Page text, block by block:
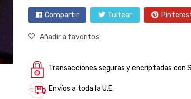
Compartir Tuitear
Añadir a favoritos
Transacciones seguras y encriptadas con
Envíos a toda la U.E.